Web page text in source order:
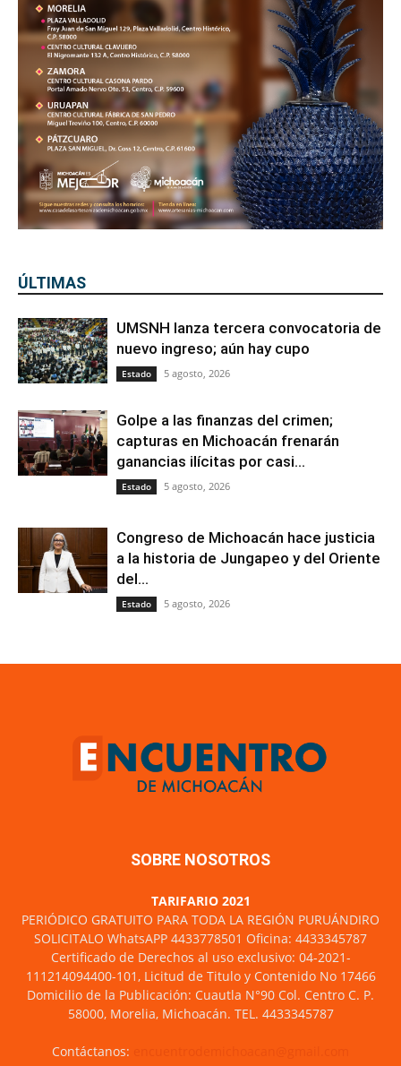
ÚLTIMAS
UMSNH lanza tercera convocatoria de
nuevo ingreso; aún hay cupo
Estado 5 agosto, 2026
Golpe a las finanzas del crimen;
capturas en Michoacán frenarán
ganancias ilícitas por casi...
Estado 5 agosto, 2026
Congreso de Michoacán hace justicia
a la historia de Jungapeo y del Oriente
del...
Estado 5 agosto, 2026
SOBRE NOSOTROS
TARIFARIO 2021
PERIÓDICO GRATUITO PARA TODA LA REGIÓN PURUÁNDIRO
SOLICITALO WhatsAPP 4433778501 Oficina: 4433345787
Certificado de Derechos al uso exclusivo: 04-2021-
111214094400-101, Licitud de Titulo y Contenido No 17466
Domicilio de la Publicación: Cuautla N°90 Col. Centro C. P.
58000, Morelia, Michoacán. TEL. 4433345787
Contáctanos: